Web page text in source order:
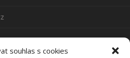
souhlas s cookies